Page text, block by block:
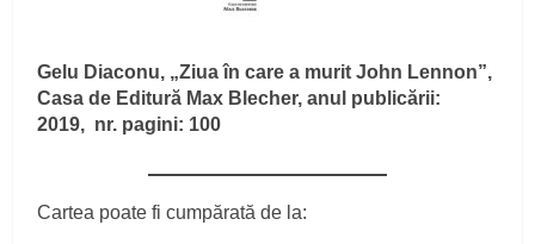
Gelu Diaconu, „Ziua în care a murit John Lennon”,
Casa de Editură Max Blecher, anul publicării:
2019, nr. pagini: 100
Cartea poate fi cumpărată de la: